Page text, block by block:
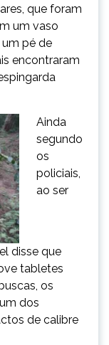
que foram
um vaso
pé de
encontraram
Ainda
segundo
os
policiais,
ao ser
disse que
tabletes
os
dos
de calibre